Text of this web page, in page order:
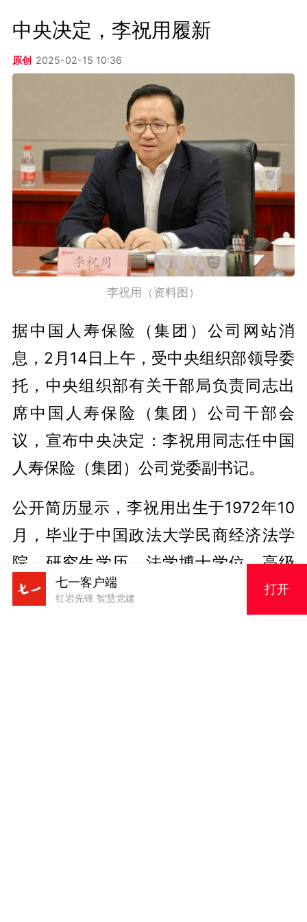
中央决定，李祝用履新
原创 2025-02-15 10:36
李祝用（资料图）
据中国人寿保险（集团）公司网站消
息，2月14日上午，受中央组织部领导委
托，中央组织部有关干部局负责同志出
席中国人寿保险（集团）公司干部会
议，宣布中央决定：李祝用同志任中国
人寿保险（集团）公司党委副书记。
公开简历显示，李祝用出生于1972年10
月，毕业于中国政法大学民商经济法学
院，研究生学历，法学博士学位，高级
经济师。七一客户端
红岩先锋 智慧党建
打开